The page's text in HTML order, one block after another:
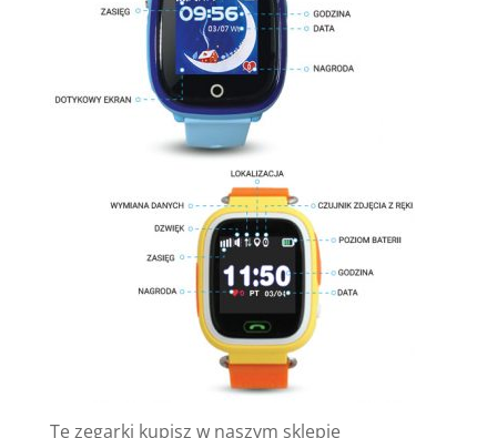
Te zegarki kupisz w naszym sklepie